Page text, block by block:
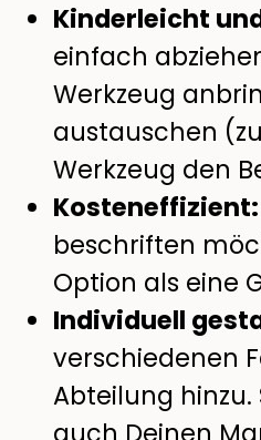
Kinderleicht
einfach
Werkzeug
austauschen
Werkzeug den
Kosteneffizient:
beschriften
Option als eine
Individuell
verschiedenen
Abteilung